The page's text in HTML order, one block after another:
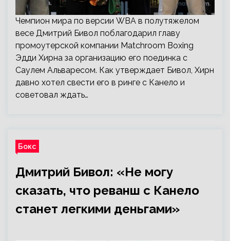
Чемпион мира по версии WBA в полутяжелом
весе Дмитрий Бивол поблагодарил главу
промоутерской компании Matchroom Boxing
Эдди Хирна за организацию его поединка с
Саулем Альваресом. Как утверждает Бивол, Хирн
давно хотел свести его в ринге с Канело и
советовал ждать…
Бокс
Дмитрий Бивол: «Не могу
сказать, что реванш с Канело
станет легкими деньгами»